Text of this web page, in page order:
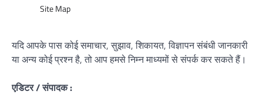
Site Map
यदि आपके पास कोई समाचार, सुझाव, शिकायत, विज्ञापन संबंधी जानकारी
या अन्य कोई प्रश्न है, तो आप हमसे निम्न माध्यमों से संपर्क कर सकते हैं।
एडिटर / संपादक :